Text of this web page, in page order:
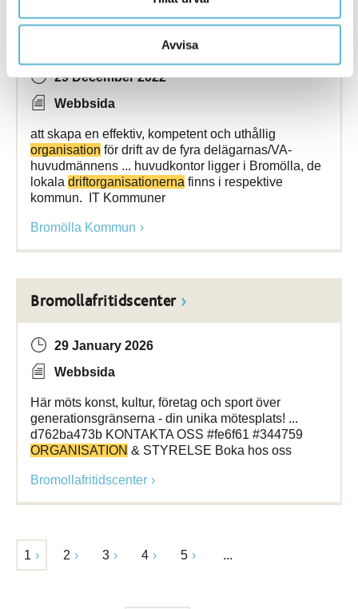
Avvisa
29 December 2022
Webbsida
att skapa en effektiv, kompetent och uthållig
organisation för drift av de fyra delägarnas/VA-
huvudmännens ... huvudkontor ligger i Bromölla, de
lokala driftorganisationerna finns i respektive
kommun. IT Kommuner
Bromölla Kommun
Bromollafritidscenter
29 January 2026
Webbsida
Här möts konst, kultur, företag och sport över
generationsgränserna - din unika mötesplats! ...
d762ba473b KONTAKTA OSS #fe6f61 #344759
ORGANISATION & STYRELSE Boka hos oss
Bromollafritidscenter
1 2 3 4 5 ...